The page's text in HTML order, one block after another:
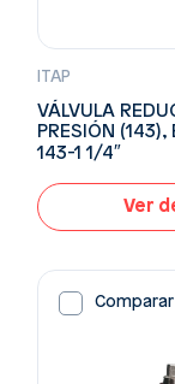
ITAP
VÁLVULA
PRESIÓN (143),
143-1 1/4″
Ver
Comparar